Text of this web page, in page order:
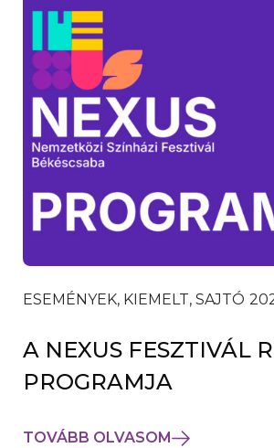
ESEMÉNYEK, KIEMELT, SAJTÓ
A NEXUS FESZTIVÁL
PROGRAMJA
TOVÁBB OLVASOM